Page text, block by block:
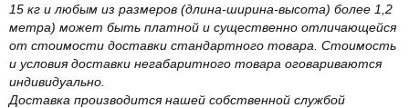
15 кг и любым из размеров (длина-ширина-высота) более 1,2
метра) может быть платной и существенно отличающейся
от стоимости доставки стандартного товара. Стоимость
и условия доставки негабаритного товара оговариваются
индивидуально.
Доставка производится нашей собственной службой